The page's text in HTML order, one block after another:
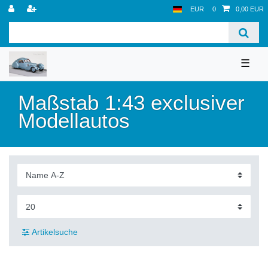
EUR 0 0,00 EUR
☰
Maßstab 1:43 exclusiver
Modellautos
Artikelsuche